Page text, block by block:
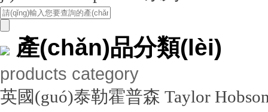
產(chǎn)品分類(lèi)
products category
英國(guó)泰勒霍普森 Taylor